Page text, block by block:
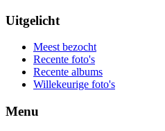
Uitgelicht
Meest bezocht
Recente foto's
Recente albums
Willekeurige foto's
Menu